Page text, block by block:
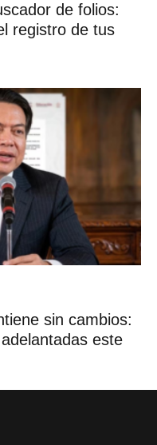
de folios:
registro de tus
sin cambios:
este